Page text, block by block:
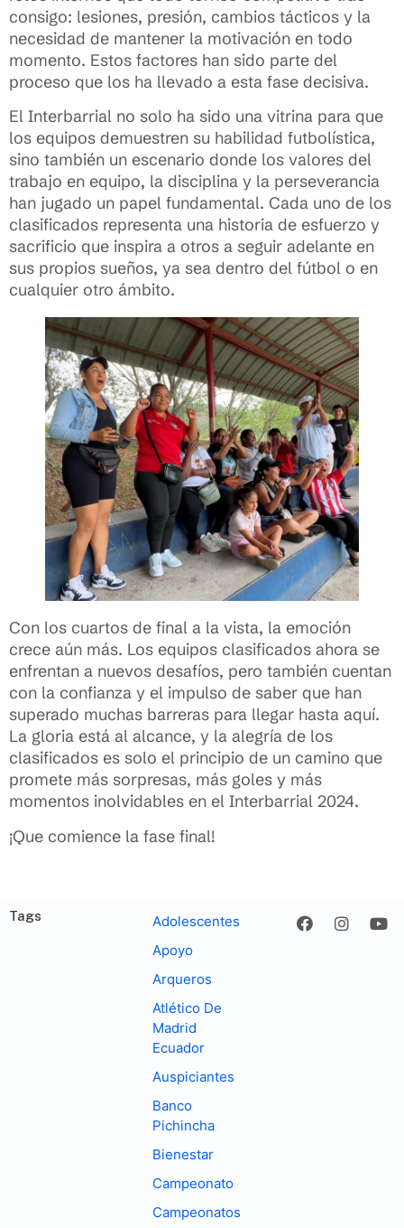
consigo: lesiones, presión, cambios tácticos y la
necesidad de mantener la motivación en todo
momento. Estos factores han sido parte del
proceso que los ha llevado a esta fase decisiva.
El Interbarrial no solo ha sido una vitrina para que
los equipos demuestren su habilidad futbolística,
sino también un escenario donde los valores del
trabajo en equipo, la disciplina y la perseverancia
han jugado un papel fundamental. Cada uno de los
clasificados representa una historia de esfuerzo y
sacrificio que inspira a otros a seguir adelante en
sus propios sueños, ya sea dentro del fútbol o en
cualquier otro ámbito.
Con los cuartos de final a la vista, la emoción
crece aún más. Los equipos clasificados ahora se
enfrentan a nuevos desafíos, pero también cuentan
con la confianza y el impulso de saber que han
superado muchas barreras para llegar hasta aquí.
La gloria está al alcance, y la alegría de los
clasificados es solo el principio de un camino que
promete más sorpresas, más goles y más
momentos inolvidables en el Interbarrial 2024.
¡Que comience la fase final!
Tags
Adolescentes
Apoyo
Arqueros
Atlético De
Madrid
Ecuador
Auspiciantes
Banco
Pichincha
Bienestar
Campeonato
Campeonatos